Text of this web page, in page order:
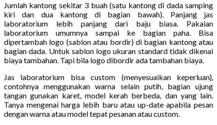
Jumlah kantong sekitar 3 buah (satu kantong di dada samping
kiri dan dua kantong di bagian bawah). Panjang jas
laboratorium lebih panjang dari baju biasa. Pakaian
laboratorium umumnya sampai ke bagian paha. Bisa
dipertambah logo (sablon atau bordir) di bagian kantong atau
bagian dada. Untuk sablon logo ukuran standard tidak dikenai
biaya tambahan. Tapi bila logo dibordir ada tambahan biaya.
Jas laboratorium bisa custom (menyesuaikan keperluan},
contohnya menggunakan warna selain putih, bagian ujung
tangan gunakan karet, model kerah berbeda, dan yang lain.
Tanya mengenai harga lebih baru atau up-date apabila pesan
dengan warna atau model tepat pesanan atau custom.